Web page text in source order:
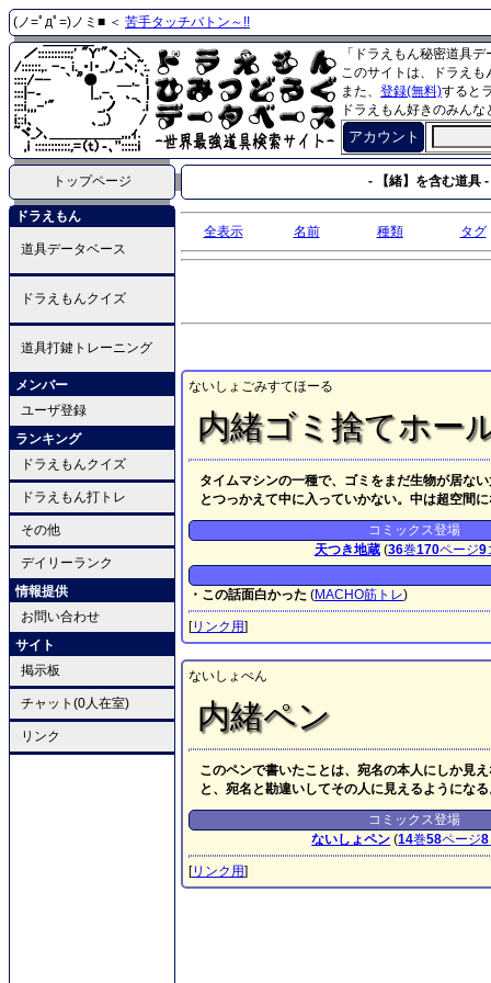
(ノ=ﾟдﾟ=)ノミ■ ＜ 苦手タッチバトン～!!
「ドラえもん秘密道具
このサイトは、ドラえ
また、 登録(無料)すると
ドラえもん好きのみん
アカウント
トップページ - 【緒】を含む道具 -
ドラえもん
道具データベース
ドラえもんクイズ
道具打鍵トレーニング
メンバー
ユーザ登録
ランキング
ドラえもんクイズ
ドラえもん打トレ
その他
デイリーランク
情報提供
お問い合わせ
サイト
掲示板
チャット(0人在室)
リンク
全表示 名前 種類 タグ
ないしょごみすてほーる
内緒ゴミ捨てホー
タイムマシンの一種で、ゴミをまだ生物が居な
とつっかえて中に入っていかない。中は超空間
コミックス登場
天つき地蔵(36巻170ページ9
・この話面白かった (MACHO筋トレ)
[リンク用]
ないしょぺん
内緒ペン
このペンで書いたことは、宛名の本人にしか見
と、宛名と勘違いしてその人に見えるようにな
コミックス登場
ないしょペン (14巻58ページ8
[リンク用]